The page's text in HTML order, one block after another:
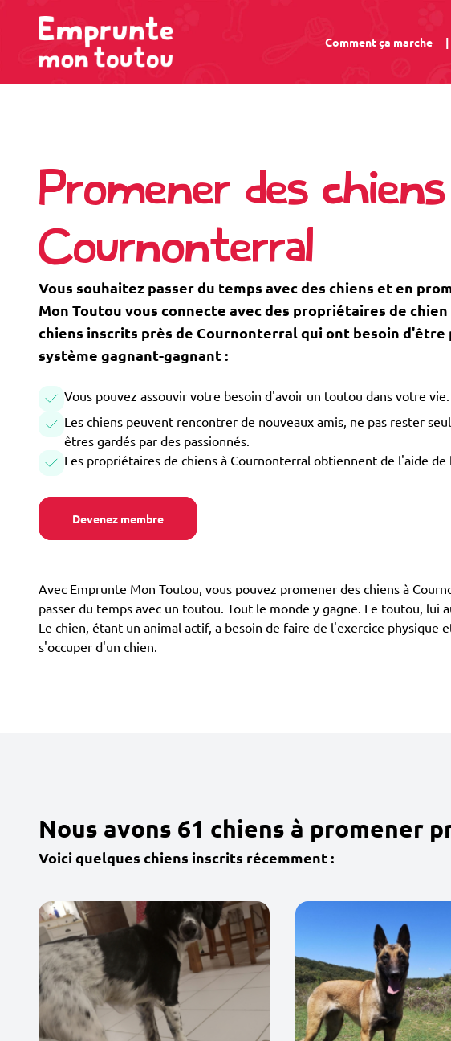
Comment ça marche |
Promener des
Cournonterral
Vous souhaitez passer du temps avec des chiens et en
Mon Toutou vous connecte avec des propriétaires de
chiens inscrits près de Cournonterral qui ont besoin d'être
système gagnant-gagnant :
Vous pouvez assouvir votre besoin d'avoir un toutou dans votre vie.
Les chiens peuvent rencontrer de nouveaux amis, ne pas rester
êtres gardés par des passionnés.
Les propriétaires de chiens à Cournonterral obtiennent de l'aide de
Devenez membre
Avec Emprunte Mon Toutou, vous pouvez promener des chiens à
passer du temps avec un toutou. Tout le monde y gagne. Le toutou,
Le chien, étant un animal actif, a besoin de faire de l'exercice
s'occuper d'un chien.
Nous avons 61 chiens à promener
Voici quelques chiens inscrits récemment :